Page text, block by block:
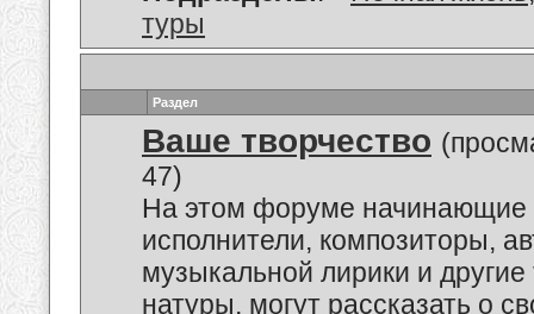
туры
Раздел
Ваше творчество
47)
На этом форуме начинающие
исполнители, композиторы,
музыкальной лирики и другие
натуры, могут рассказать о